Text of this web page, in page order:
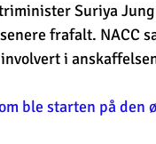
Suriya
frafalt. NACC
i
ble starten på den